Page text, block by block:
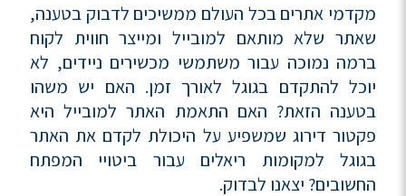
מקדמי אתרים בכל העולם ממשיכים לדבוק בטענה,
שאתר שלא מותאם למובייל ומייצר חווית לקוח
ברמה נמוכה עבור משתמשי מכשירים ניידים, לא
יוכל להתקדם בגוגל לאורך זמן. האם יש משהו
בטענה הזאת? האם התאמת האתר למובייל היא
פקטור דירוג שמשפיע על היכולת לקדם את האתר
בגוגל למקומות ריאלים עבור ביטויי המפתח
החשובים? יצאנו לבדוק.